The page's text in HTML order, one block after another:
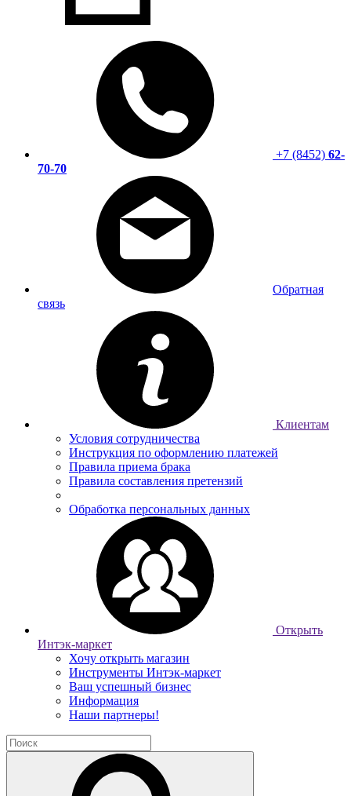
+7 (8452) 62-
70-70
Обратная
связь
Клиентам
Условия сотрудничества
Инструкция по оформлению платежей
Правила приема брака
Правила составления претензий
Обработка персональных данных
Открыть
Интэк-маркет
Хочу открыть магазин
Инструменты Интэк-маркет
Ваш успешный бизнес
Информация
Наши партнеры!